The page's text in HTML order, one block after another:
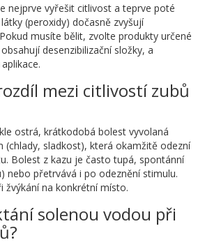
nejprve vyřešit citlivost a teprve poté
(peroxidy) dočasně zvyšují
musíte bělit, zvolte produkty určené
desenzibilizační složky, a
mezi citlivostí zubů
ostrá, krátkodobá bolest vyvolaná
(chlady, sladkost), která okamžitě odezní
Bolest z kazu je často tupá, spontánní
nebo přetrvává i po odeznění stimulu.
žvýkání na konkrétní místo.
solenou vodou při